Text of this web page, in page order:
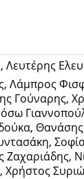
Λάμπρος
Γούναρης,
Χρήστος